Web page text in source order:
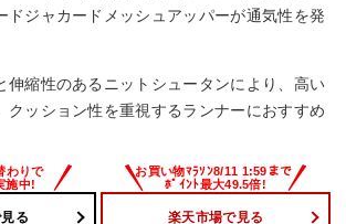
ドジャカードメッシュアッパーが通気性を発
伸縮性のあるニットシュータンにより、高い
クッション性を重視するランナーにおすすめ
る 楽天市場で見る